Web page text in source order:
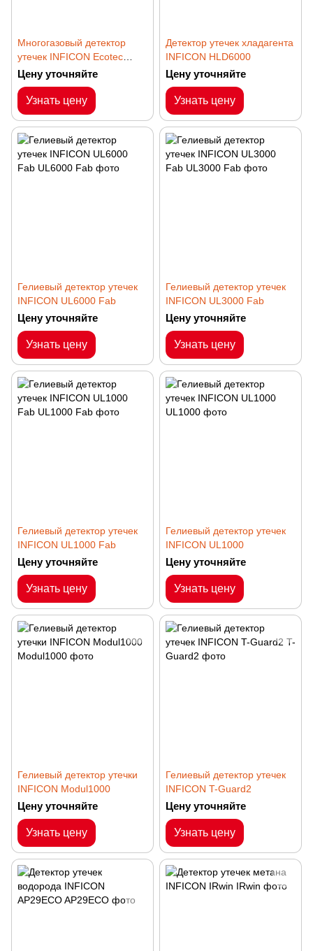
Многогазовый детектор
утечек INFICON Ecotec
E3000
Цену уточняйте
Узнать цену
Детектор утечек хладагента
INFICON HLD6000
Цену уточняйте
Узнать цену
Гелиевый детектор утечек
INFICON UL6000 Fab
Цену уточняйте
Узнать цену
Гелиевый детектор утечек
INFICON UL3000 Fab
Цену уточняйте
Узнать цену
Гелиевый детектор утечек
INFICON UL1000 Fab
Цену уточняйте
Узнать цену
Гелиевый детектор утечек
INFICON UL1000
Цену уточняйте
Узнать цену
Гелиевый детектор утечки
INFICON Modul1000
Цену уточняйте
Узнать цену
Гелиевый детектор утечек
INFICON T-Guard2
Цену уточняйте
Узнать цену